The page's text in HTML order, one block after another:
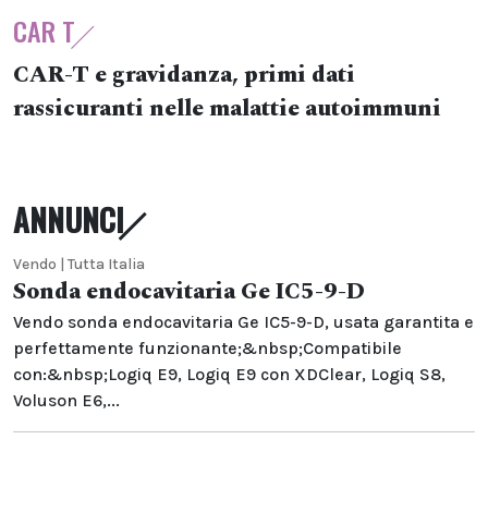
CAR T
CAR-T e gravidanza, primi dati
rassicuranti nelle malattie autoimmuni
ANNUNCI
Vendo | Tutta Italia
Sonda endocavitaria Ge IC5-9-D
Vendo sonda endocavitaria Ge IC5-9-D, usata garantita e
perfettamente funzionante;&nbsp;Compatibile
con:&nbsp;Logiq E9, Logiq E9 con XDClear, Logiq S8,
Voluson E6,...